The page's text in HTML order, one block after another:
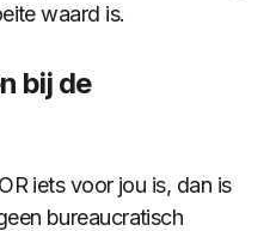
waard is.
bij de
iets voor jou is, dan is
bureaucratisch